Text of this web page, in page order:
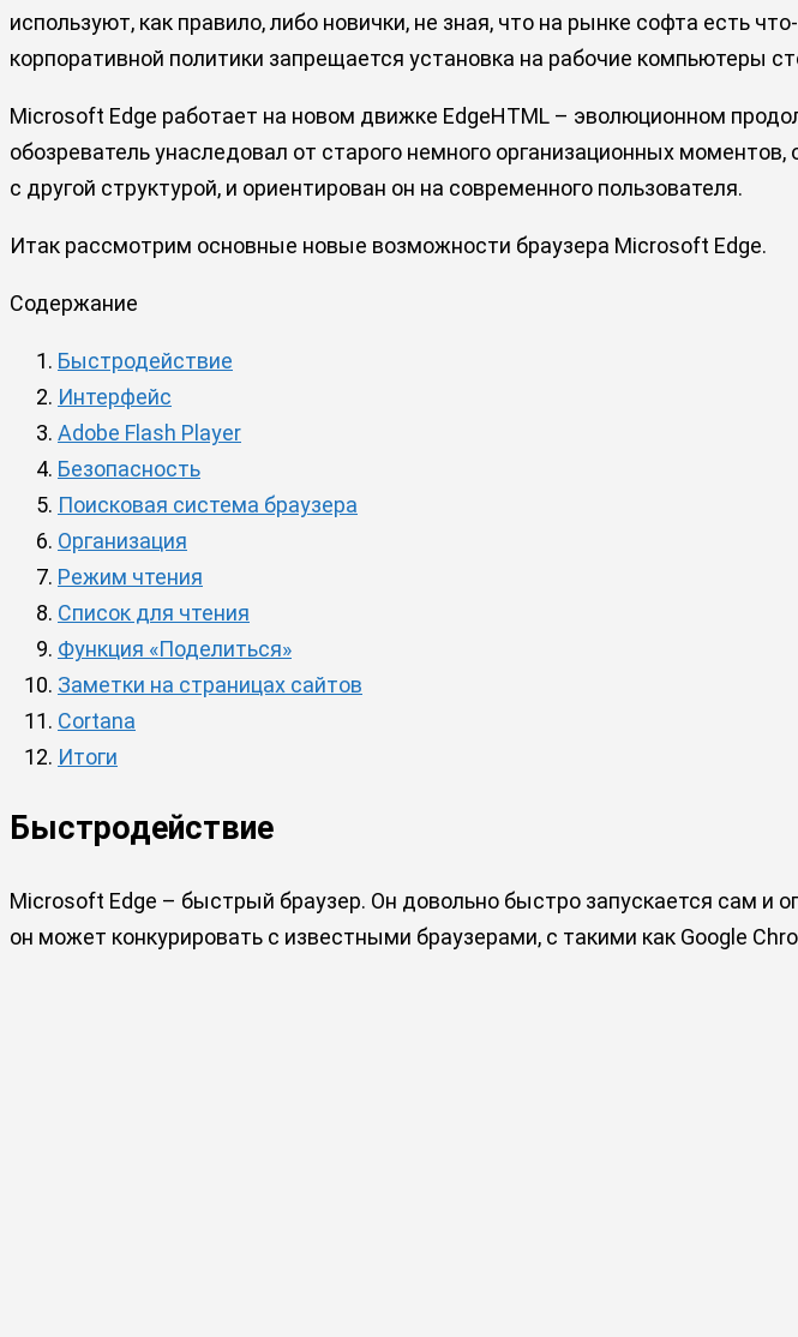
используют, как правило, либо новички, не зная, что на рынке софта есть
корпоративной политики запрещается установка на рабочие компьютеры
Microsoft Edge работает на новом движке EdgeHTML – эволюционном
обозреватель унаследовал от старого немного организационных
с другой структурой, и ориентирован он на современного пользователя.
Итак рассмотрим основные новые возможности браузера Microsoft Edge.
Содержание
Быстродействие
Интерфейс
Adobe Flash Player
Безопасность
Поисковая система браузера
Организация
Режим чтения
Список для чтения
Функция «Поделиться»
Заметки на страницах сайтов
Cortana
Итоги
Быстродействие
Microsoft Edge – быстрый браузер. Он довольно быстро запускается сам и
он может конкурировать с известными браузерами, с такими как Google